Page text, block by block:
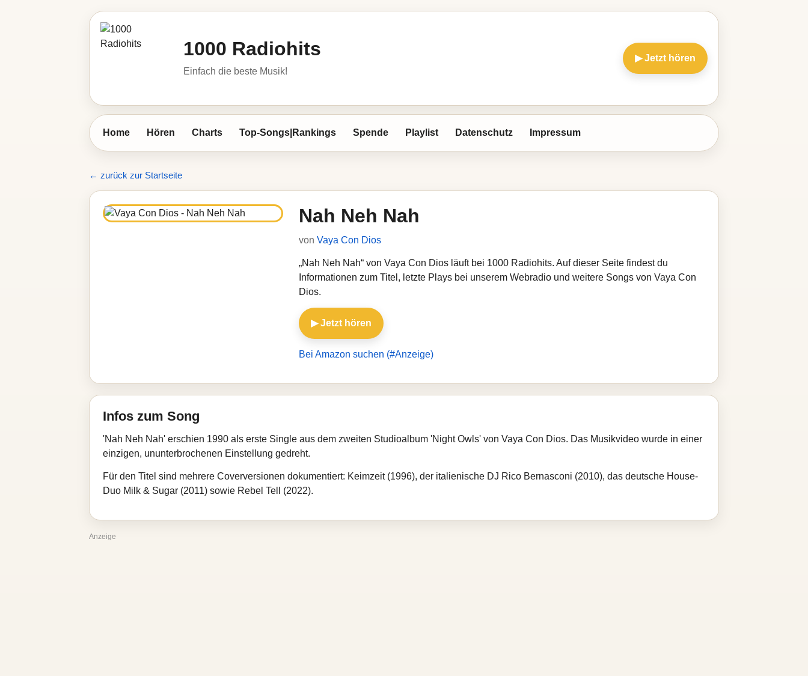
1000 Radiohits
Einfach die beste Musik!
▶ Jetzt hören
Home Hören Charts Top-Songs|Rankings Spende Playlist Datenschutz Impressum
← zurück zur Startseite
Nah Neh Nah
von Vaya Con Dios
„Nah Neh Nah“ von Vaya Con Dios läuft bei 1000 Radiohits. Auf dieser Seite findest du
Informationen zum Titel, letzte Plays bei unserem Webradio und weitere Songs von Vaya Con
Dios.
▶ Jetzt hören
Bei Amazon suchen (#Anzeige)
Infos zum Song
'Nah Neh Nah' erschien 1990 als erste Single aus dem zweiten Studioalbum 'Night Owls' von Vaya Con Dios. Das Musikvideo wurde in einer
einzigen, ununterbrochenen Einstellung gedreht.
Für den Titel sind mehrere Coverversionen dokumentiert: Keimzeit (1996), der italienische DJ Rico Bernasconi (2010), das deutsche House-
Duo Milk & Sugar (2011) sowie Rebel Tell (2022).
Anzeige